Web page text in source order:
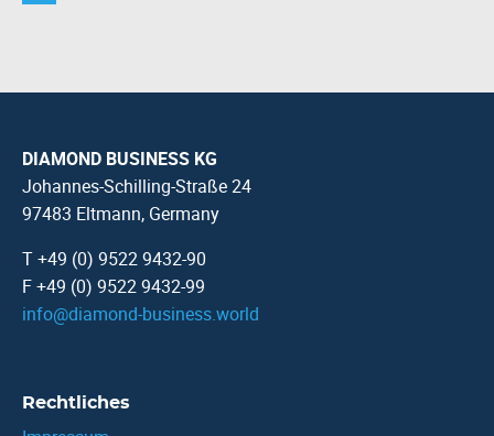
DIAMOND BUSINESS KG
Johannes-Schilling-Straße 24
97483 Eltmann, Germany
T +49 (0) 9522 9432-90
F +49 (0) 9522 9432-99
info@diamond-business.world
Rechtliches